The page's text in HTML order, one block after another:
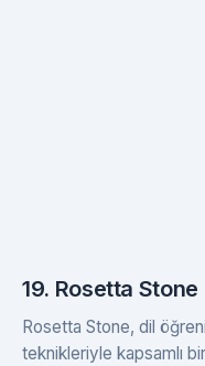
19. Rosetta Stone
Rosetta Stone, dil
teknikleriyle kapsamlı bir